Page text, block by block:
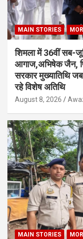
MAIN STORIES
शिमला में 36वीं सब-
आगाज,अभिषेक जैन,
सरकार मुख्यातिथि
रहे विशेष अतिथि
August 8, 2026
MAIN STORIES